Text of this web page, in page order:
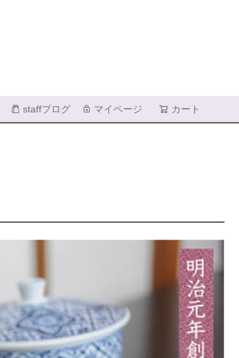
staffブログ マイページ カート
検索